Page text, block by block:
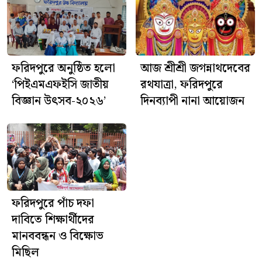
ফরিদপুরে অনুষ্ঠিত হলো
‘পিইএমএফইসি জাতীয়
বিজ্ঞান উৎসব-২০২৬’
আজ শ্রীশ্রী জগন্নাথদেবের
রথযাত্রা, ফরিদপুরে
দিনব্যাপী নানা আয়োজন
ফরিদপুরে পাঁচ দফা
দাবিতে শিক্ষার্থীদের
মানববন্ধন ও বিক্ষোভ
মিছিল